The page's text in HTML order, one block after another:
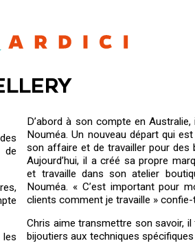
de
D’abord à son compte en
Nouméa. Un nouveau départ qui
son affaire et de travailler pour des
Aujourd’hui, il a créé sa propre
et travaille dans son atelier
Nouméa. « C’est important pour
clients comment je travaille » confie-
Chris aime transmettre son savoir,
bijoutiers aux techniques